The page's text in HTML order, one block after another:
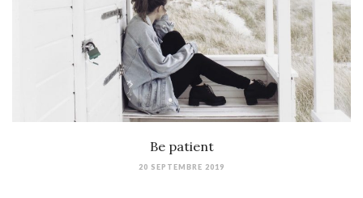
Be patient
20 SEPTEMBRE 2019